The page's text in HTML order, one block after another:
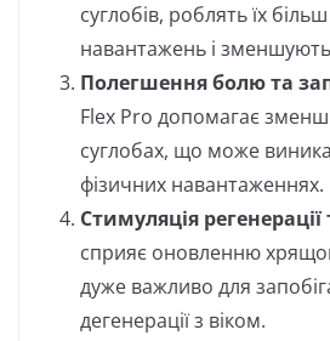
суглобів, роблять їх
навантажень і
Полегшення болю та
Flex Pro допомагає
суглобах, що може
фізичних навантаженнях.
Стимуляція
сприяє оновленню
дуже важливо для
дегенерації з віком.